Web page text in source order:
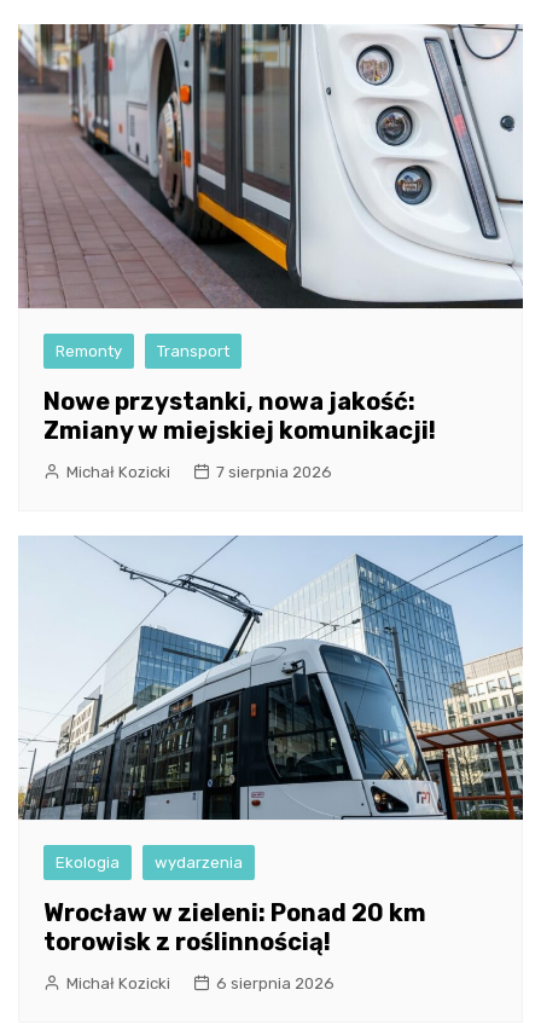
Remonty Transport
Nowe przystanki, nowa jakość:
Zmiany w miejskiej komunikacji!
Michał Kozicki 7 sierpnia 2026
Ekologia wydarzenia
Wrocław w zieleni: Ponad 20 km
torowisk z roślinnością!
Michał Kozicki 6 sierpnia 2026